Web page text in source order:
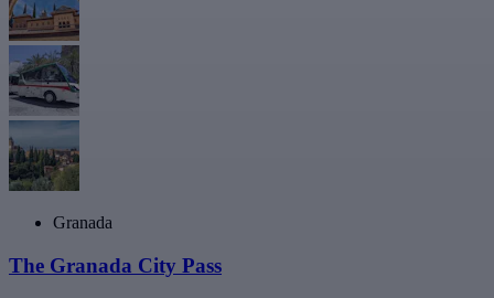
Granada
The Granada City Pass